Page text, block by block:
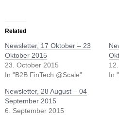
Related
Newsletter, 17 Oktober – 23
Oktober 2015
23. October 2015
In "B2B FinTech @Scale"
In
Newsletter, 28 August – 04
September 2015
6. September 2015